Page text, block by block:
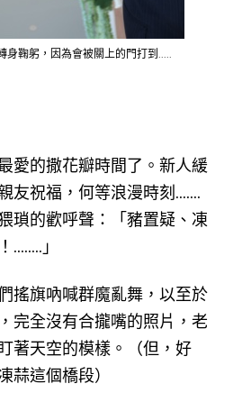
身鞠躬，因為會被關上的門打到.....
愛的撒花瓣時間了。新人緩
友祝福，何等浪漫時刻.......
瑣的歡呼聲：「豬置疑、凍
」
搖旗吶喊群魔亂舞，以至於
完全沒有合攏嘴的照片，老
著天空的模樣。（但，好
蒜這個橋段）